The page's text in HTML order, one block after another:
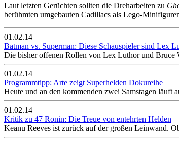
Laut letzten Gerüchten sollten die Dreharbeiten zu
berühmten umgebauten Cadillacs als Lego-
01.02.14
Batman vs. Superman: Diese Schauspieler sind Lex
Die bisher offenen Rollen von Lex Luthor und Bruce
01.02.14
Programmtipp: Arte zeigt Superhelden Dokureihe
Heute und an den kommenden zwei Samstagen läuft
01.02.14
Kritik zu 47 Ronin: Die Treue von entehrten Helden
Keanu Reeves ist zurück auf der großen Leinwand.